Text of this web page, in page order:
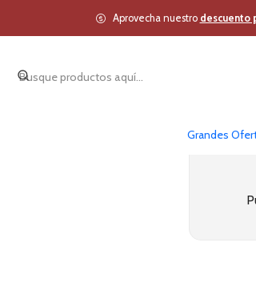
Grandes
Aprovecha nuestro descuento